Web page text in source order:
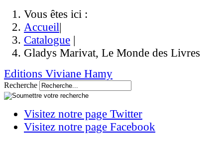
Vous êtes ici :
Accueil|
Catalogue |
Gladys Marivat, Le Monde des Livres
Editions Viviane Hamy
Recherche
Visitez notre page Twitter
Visitez notre page Facebook